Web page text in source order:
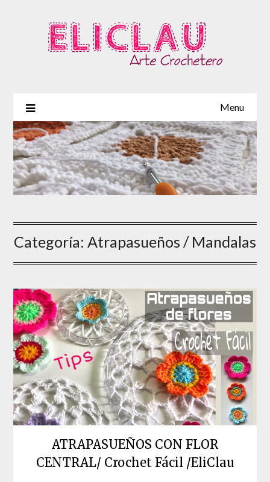
Menu
Categoría: Atrapasueños / Mandalas
ATRAPASUEÑOS CON FLOR
CENTRAL/ Crochet Fácil /EliClau